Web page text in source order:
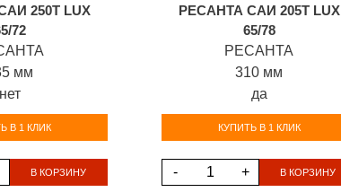
250Т LUX
72
мм
нет
В 1 КЛИК
В КОРЗИНУ
РЕСАНТА САИ 205Т LUX
65/78
РЕСАНТА
310 мм
да
КУПИТЬ В 1 КЛИК
- + В КОРЗИНУ